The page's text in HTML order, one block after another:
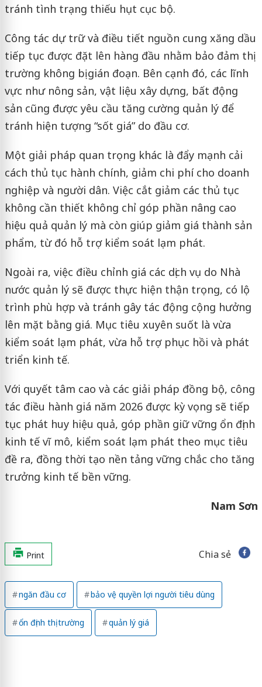
tránh tình trạng thiếu hụt cục bộ.
Công tác dự trữ và điều tiết nguồn cung xăng dầu
tiếp tục được đặt lên hàng đầu nhằm bảo đảm thị
trường không bị gián đoạn. Bên cạnh đó, các lĩnh
vực như nông sản, vật liệu xây dựng, bất động
sản cũng được yêu cầu tăng cường quản lý để
tránh hiện tượng “sốt giá” do đầu cơ.
Một giải pháp quan trọng khác là đẩy mạnh cải
cách thủ tục hành chính, giảm chi phí cho doanh
nghiệp và người dân. Việc cắt giảm các thủ tục
không cần thiết không chỉ góp phần nâng cao
hiệu quả quản lý mà còn giúp giảm giá thành sản
phẩm, từ đó hỗ trợ kiểm soát lạm phát.
Ngoài ra, việc điều chỉnh giá các dịch vụ do Nhà
nước quản lý sẽ được thực hiện thận trọng, có lộ
trình phù hợp và tránh gây tác động cộng hưởng
lên mặt bằng giá. Mục tiêu xuyên suốt là vừa
kiểm soát lạm phát, vừa hỗ trợ phục hồi và phát
triển kinh tế.
Với quyết tâm cao và các giải pháp đồng bộ, công
tác điều hành giá năm 2026 được kỳ vọng sẽ tiếp
tục phát huy hiệu quả, góp phần giữ vững ổn định
kinh tế vĩ mô, kiểm soát lạm phát theo mục tiêu
đề ra, đồng thời tạo nền tảng vững chắc cho tăng
trưởng kinh tế bền vững.
Nam Sơn
Print Chia sẻ
ngăn đầu cơ bảo vệ quyền lợi người tiêu dùng
ổn định thị trường quản lý giá